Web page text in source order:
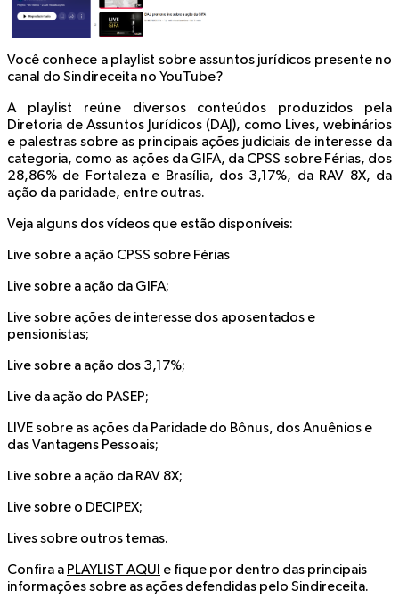
Você conhece a playlist sobre assuntos jurídicos presente no
canal do Sindireceita no YouTube?
A playlist reúne diversos conteúdos produzidos pela
Diretoria de Assuntos Jurídicos (DAJ), como Lives, webinários
e palestras sobre as principais ações judiciais de interesse da
categoria, como as ações da GIFA, da CPSS sobre Férias, dos
28,86% de Fortaleza e Brasília, dos 3,17%, da RAV 8X, da
ação da paridade, entre outras.
Veja alguns dos vídeos que estão disponíveis:
Live sobre a ação CPSS sobre Férias
Live sobre a ação da GIFA;
Live sobre ações de interesse dos aposentados e
pensionistas;
Live sobre a ação dos 3,17%;
Live da ação do PASEP;
LIVE sobre as ações da Paridade do Bônus, dos Anuênios e
das Vantagens Pessoais;
Live sobre a ação da RAV 8X;
Live sobre o DECIPEX;
Lives sobre outros temas.
Confira a PLAYLIST AQUI e fique por dentro das principais
informações sobre as ações defendidas pelo Sindireceita.